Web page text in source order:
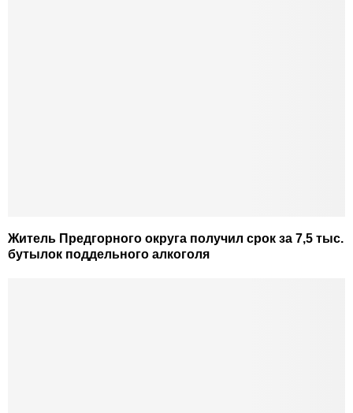
Житель Предгорного округа получил срок за 7,5 тыс.
бутылок поддельного алкоголя